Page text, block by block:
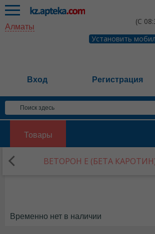
(С
Установить
Алматы
Вход Регистрация
Товары
ВЕТОРОН Е (БЕТА
Временно нет в наличии